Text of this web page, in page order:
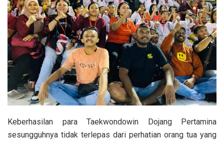
Keberhasilan para Taekwondowin Dojang Pertamina
sesungguhnya tidak terlepas dari perhatian orang tua yang